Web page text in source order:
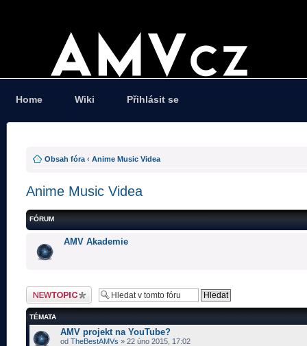
Home Wiki Přihlásit se
Obsah fóra ‹ Anime Music Videa
Anime Music Videa
FÓRUM
AMV Akademie
Odeslat nové téma
TÉMATA
AMV projekt na YouTube?
od TheBestAMVs » 22 úno 2015, 17:02